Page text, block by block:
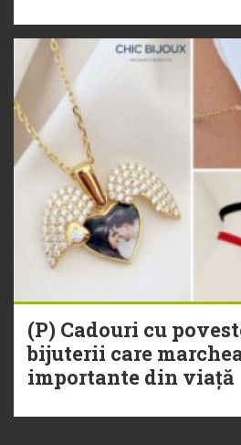
(P) Cadouri cu
bijuterii care
importante din viață